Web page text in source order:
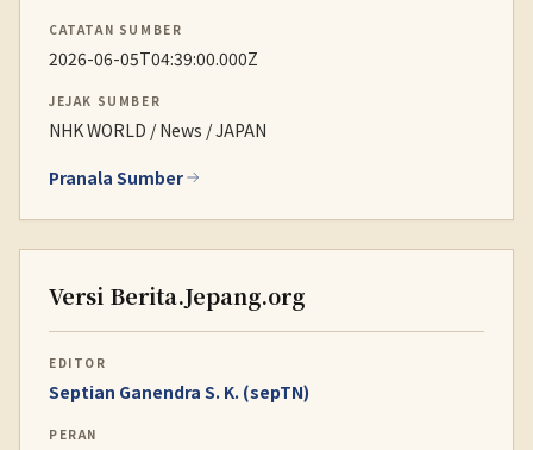
CATATAN SUMBER
2026-06-05T04:39:00.000Z
JEJAK SUMBER
NHK WORLD / News / JAPAN
Pranala Sumber
Versi Berita.Jepang.org
EDITOR
Septian Ganendra S. K. (sepTN)
PERAN